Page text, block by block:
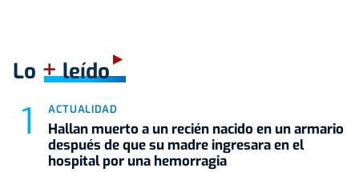
Lo +leído
ACTUALIDAD
Hallan muerto a un recién nacido en un armario
después de que su madre ingresara en el
hospital por una hemorragia